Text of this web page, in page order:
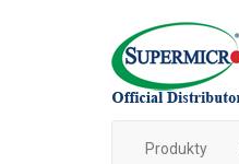
Produkty